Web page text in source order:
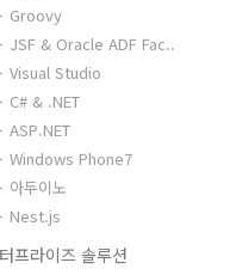
Groovy
JSF & Oracle ADF Fac..
Visual Studio
C# & .NET
ASP.NET
Windows Phone7
아두이노
Nest.js
프라이즈 솔루션